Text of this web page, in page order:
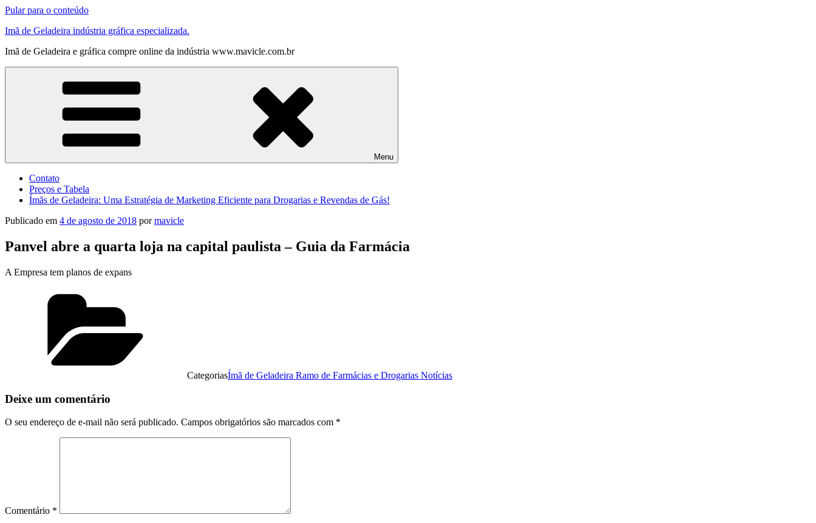
Pular para o conteúdo
Imã de Geladeira indústria gráfica especializada.
Imã de Geladeira e gráfica compre online da indústria www.mavicle.com.br
Menu
Contato
Preços e Tabela
Ímãs de Geladeira: Uma Estratégia de Marketing Eficiente para Drogarias e Revendas de Gás!
Publicado em 4 de agosto de 2018 pormavicle
Panvel abre a quarta loja na capital paulista – Guia da Farmácia
A Empresa tem planos de expans
CategoriasÍmã de Geladeira Ramo de Farmácias e Drogarias Notícias
Deixe um comentário
O seu endereço de e-mail não será publicado. Campos obrigatórios são marcados com *
Comentário *